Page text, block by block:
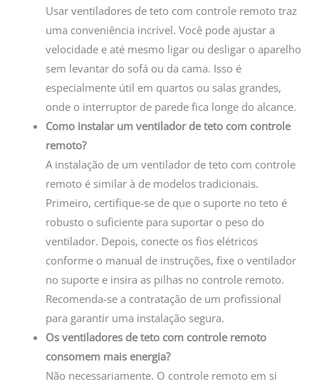
Usar ventiladores de teto com controle remoto traz
uma conveniência incrível. Você pode ajustar a
velocidade e até mesmo ligar ou desligar o aparelho
sem levantar do sofá ou da cama. Isso é
especialmente útil em quartos ou salas grandes,
onde o interruptor de parede fica longe do alcance.
Como instalar um ventilador de teto com controle
remoto?
A instalação de um ventilador de teto com controle
remoto é similar à de modelos tradicionais.
Primeiro, certifique-se de que o suporte no teto é
robusto o suficiente para suportar o peso do
ventilador. Depois, conecte os fios elétricos
conforme o manual de instruções, fixe o ventilador
no suporte e insira as pilhas no controle remoto.
Recomenda-se a contratação de um profissional
para garantir uma instalação segura.
Os ventiladores de teto com controle remoto
consomem mais energia?
Não necessariamente. O controle remoto em si